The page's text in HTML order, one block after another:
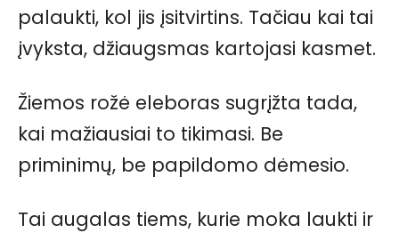
palaukti, kol jis įsitvirtins. Tačiau kai tai
įvyksta, džiaugsmas kartojasi kasmet.
Žiemos rožė eleboras sugrįžta tada,
kai mažiausiai to tikimasi. Be
priminimų, be papildomo dėmesio.
Tai augalas tiems, kurie moka laukti ir